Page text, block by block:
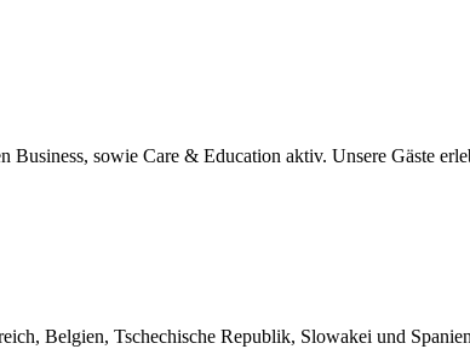
sowie Care & Education aktiv. Unsere Gäste
Belgien, Tschechische Republik, Slowakei und